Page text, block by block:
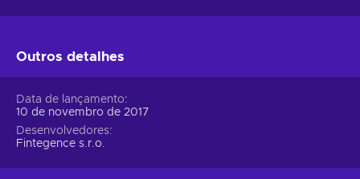
Outros detalhes
Data de lançamento
10 de novembro de 2017
Desenvolvedores
Fintegence s.r.o.